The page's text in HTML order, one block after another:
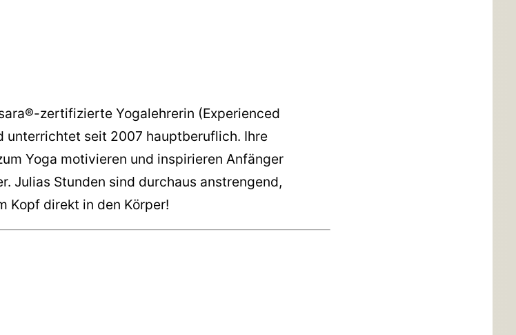
zertifizierte Yogalehrerin (Experienced
unterrichtet seit 2007 hauptberuflich. Ihre
Yoga motivieren und inspirieren Anfänger
Julias Stunden sind durchaus anstrengend,
Kopf direkt in den Körper!